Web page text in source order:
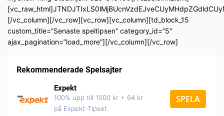
[/vc_column][/vc_row][vc_row][vc_column][td_block_15
custom_title=”Senaste speltipsen” category_id=”5″
ajax_pagination=”load_more”][/vc_column][/vc_row]
Rekommenderade Spelsajter
Expekt
100% upp till 1500 kr + 64 kr
på Expekt-Tipset
SPELA